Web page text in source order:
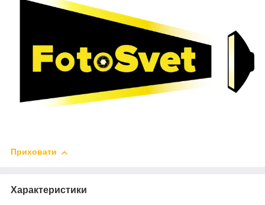
Приховати
Характеристики